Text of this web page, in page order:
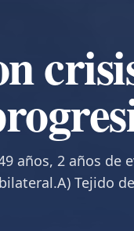
años, 2 años de
Tejido